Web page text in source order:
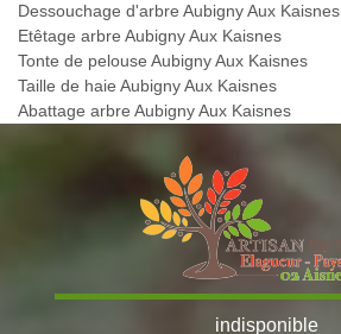
Dessouchage d'arbre Aubigny Aux Kaisnes
Etêtage arbre Aubigny Aux Kaisnes
Tonte de pelouse Aubigny Aux Kaisnes
Taille de haie Aubigny Aux Kaisnes
Abattage arbre Aubigny Aux Kaisnes
indisponible